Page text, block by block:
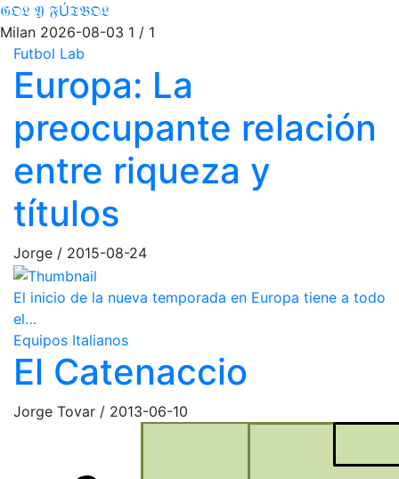
𝔊𝔒𝔏 𝔜 𝔉Ú𝔗𝔅𝔒𝔏
Milan 2026-08-03 1 / 1
Futbol Lab
Europa: La
preocupante relación
entre riqueza y
títulos
Jorge / 2015-08-24
El inicio de la nueva temporada en Europa tiene a todo
el…
Equipos Italianos
El Catenaccio
Jorge Tovar / 2013-06-10